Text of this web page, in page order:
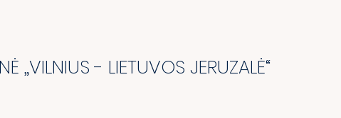
„VILNIUS - LIETUVOS JERUZALĖ“